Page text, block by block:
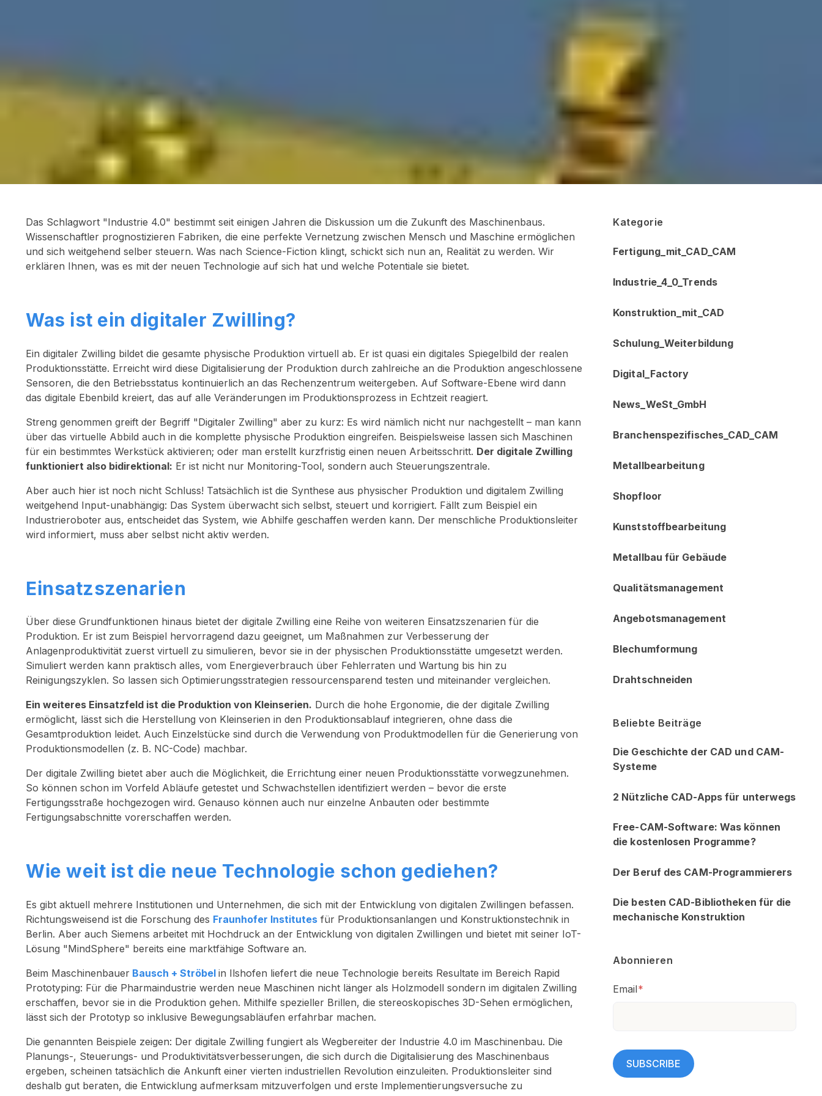
Das Schlagwort "Industrie 4.0" bestimmt seit einigen Jahren die Diskussion um die Zukunft des Maschinenbaus.
Wissenschaftler prognostizieren Fabriken, die eine perfekte Vernetzung zwischen Mensch und Maschine ermöglichen
und sich weitgehend selber steuern. Was nach Science-Fiction klingt, schickt sich nun an, Realität zu werden. Wir
erklären Ihnen, was es mit der neuen Technologie auf sich hat und welche Potentiale sie bietet.
Was ist ein digitaler Zwilling?
Ein digitaler Zwilling bildet die gesamte physische Produktion virtuell ab. Er ist quasi ein digitales Spiegelbild der realen
Produktionsstätte. Erreicht wird diese Digitalisierung der Produktion durch zahlreiche an die Produktion angeschlossene
Sensoren, die den Betriebsstatus kontinuierlich an das Rechenzentrum weitergeben. Auf Software-Ebene wird dann
das digitale Ebenbild kreiert, das auf alle Veränderungen im Produktionsprozess in Echtzeit reagiert.
Streng genommen greift der Begriff "Digitaler Zwilling" aber zu kurz: Es wird nämlich nicht nur nachgestellt – man kann
über das virtuelle Abbild auch in die komplette physische Produktion eingreifen. Beispielsweise lassen sich Maschinen
für ein bestimmtes Werkstück aktivieren; oder man erstellt kurzfristig einen neuen Arbeitsschritt. Der digitale Zwilling
funktioniert also bidirektional: Er ist nicht nur Monitoring-Tool, sondern auch Steuerungszentrale.
Aber auch hier ist noch nicht Schluss! Tatsächlich ist die Synthese aus physischer Produktion und digitalem Zwilling
weitgehend Input-unabhängig: Das System überwacht sich selbst, steuert und korrigiert. Fällt zum Beispiel ein
Industrieroboter aus, entscheidet das System, wie Abhilfe geschaffen werden kann. Der menschliche Produktionsleiter
wird informiert, muss aber selbst nicht aktiv werden.
Einsatzszenarien
Über diese Grundfunktionen hinaus bietet der digitale Zwilling eine Reihe von weiteren Einsatzszenarien für die
Produktion. Er ist zum Beispiel hervorragend dazu geeignet, um Maßnahmen zur Verbesserung der
Anlagenproduktivität zuerst virtuell zu simulieren, bevor sie in der physischen Produktionsstätte umgesetzt werden.
Simuliert werden kann praktisch alles, vom Energieverbrauch über Fehlerraten und Wartung bis hin zu
Reinigungszyklen. So lassen sich Optimierungsstrategien ressourcensparend testen und miteinander vergleichen.
Ein weiteres Einsatzfeld ist die Produktion von Kleinserien. Durch die hohe Ergonomie, die der digitale Zwilling
ermöglicht, lässt sich die Herstellung von Kleinserien in den Produktionsablauf integrieren, ohne dass die
Gesamtproduktion leidet. Auch Einzelstücke sind durch die Verwendung von Produktmodellen für die Generierung von
Produktionsmodellen (z. B. NC-Code) machbar.
Der digitale Zwilling bietet aber auch die Möglichkeit, die Errichtung einer neuen Produktionsstätte vorwegzunehmen.
So können schon im Vorfeld Abläufe getestet und Schwachstellen identifiziert werden – bevor die erste
Fertigungsstraße hochgezogen wird. Genauso können auch nur einzelne Anbauten oder bestimmte
Fertigungsabschnitte vorerschaffen werden.
Wie weit ist die neue Technologie schon gediehen?
Es gibt aktuell mehrere Institutionen und Unternehmen, die sich mit der Entwicklung von digitalen Zwillingen befassen.
Richtungsweisend ist die Forschung des Fraunhofer Institutes für Produktionsanlangen und Konstruktionstechnik in
Berlin. Aber auch Siemens arbeitet mit Hochdruck an der Entwicklung von digitalen Zwillingen und bietet mit seiner IoT-
Lösung "MindSphere" bereits eine marktfähige Software an.
Beim Maschinenbauer Bausch + Ströbel in Ilshofen liefert die neue Technologie bereits Resultate im Bereich Rapid
Prototyping: Für die Pharmaindustrie werden neue Maschinen nicht länger als Holzmodell sondern im digitalen Zwilling
erschaffen, bevor sie in die Produktion gehen. Mithilfe spezieller Brillen, die stereoskopisches 3D-Sehen ermöglichen,
lässt sich der Prototyp so inklusive Bewegungsabläufen erfahrbar machen.
Die genannten Beispiele zeigen: Der digitale Zwilling fungiert als Wegbereiter der Industrie 4.0 im Maschinenbau. Die
Planungs-, Steuerungs- und Produktivitätsverbesserungen, die sich durch die Digitalisierung des Maschinenbaus
ergeben, scheinen tatsächlich die Ankunft einer vierten industriellen Revolution einzuleiten. Produktionsleiter sind
deshalb gut beraten, die Entwicklung aufmerksam mitzuverfolgen und erste Implementierungsversuche zu
Kategorie
Fertigung_mit_CAD_CAM
Industrie_4_0_Trends
Konstruktion_mit_CAD
Schulung_Weiterbildung
Digital_Factory
News_WeSt_GmbH
Branchenspezifisches_CAD_CAM
Metallbearbeitung
Shopfloor
Kunststoffbearbeitung
Metallbau für Gebäude
Qualitätsmanagement
Angebotsmanagement
Blechumformung
Drahtschneiden
Beliebte Beiträge
Die Geschichte der CAD und CAM-
Systeme
2 Nützliche CAD-Apps für unterwegs
Free-CAM-Software: Was können
die kostenlosen Programme?
Der Beruf des CAM-Programmierers
Die besten CAD-Bibliotheken für die
mechanische Konstruktion
Abonnieren
Email*